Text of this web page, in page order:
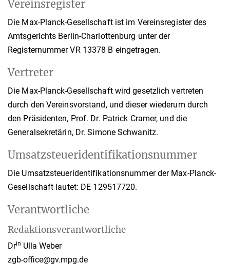
Vereinsregister
Die Max-Planck-Gesellschaft ist im Vereinsregister des
Amtsgerichts Berlin-Charlottenburg unter der
Registernummer VR 13378 B eingetragen.
Vertreter
Die Max-Planck-Gesellschaft wird gesetzlich vertreten
durch den Vereinsvorstand, und dieser wiederum durch
den Präsidenten, Prof. Dr. Patrick Cramer, und die
Generalsekretärin, Dr. Simone Schwanitz.
Umsatzsteueridentifikationsnummer
Die Umsatzsteueridentifikationsnummer der Max-Planck-
Gesellschaft lautet: DE 129517720.
Verantwortliche
Redaktionsverantwortliche
Drin Ulla Weber
zgb-office@gv.mpg.de